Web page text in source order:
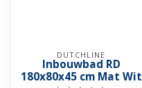
DUTCHLINE
Inbouwbad RD
180x80x45 cm Mat Wit